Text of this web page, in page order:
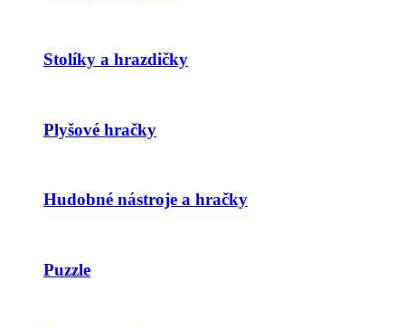
Stolíky a hrazdičky
Plyšové hračky
Hudobné nástroje a hračky
Puzzle